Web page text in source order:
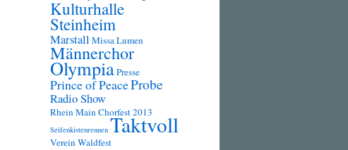
Kulturhalle
Steinheim
Marstall Missa Lumen
Männerchor
OlympiaPresse
Prince of PeaceProbe
Radio Show
Rhein Main Chorfest 2013
Seifenkistenrennen Taktvoll
VereinWaldfest